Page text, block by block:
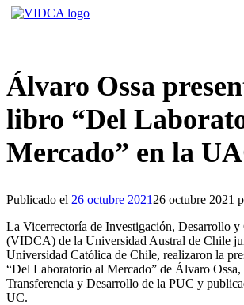
Saltar
Álvaro Ossa
libro “Del
Mercado” en la
Publicado el 26 octubre 2021 26 octubre 2021
La Vicerrectoría de Investigación, Desarrollo y
(VIDCA) de la Universidad Austral de Chile
Universidad Católica de Chile, realizaron la
“Del Laboratorio al Mercado” de Álvaro
Transferencia y Desarrollo de la PUC y
UC.